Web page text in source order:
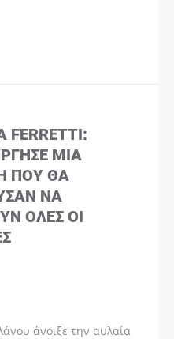
FERRETTI:
ΜΊΑ
ΠΟΥ ΘΑ
ΝΑ
ΌΛΕΣ ΟΙ
άνοιξε την αυλαία